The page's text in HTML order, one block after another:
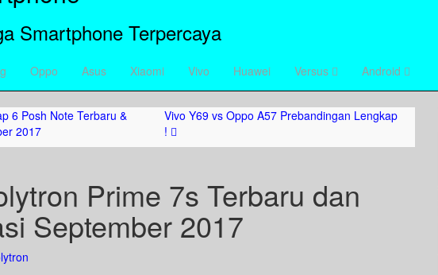
Smartphone Terpercaya
Oppo Asus Xiaomi Vivo Huawei Versus Android
6 Posh Note Terbaru &
2017
Vivo Y69 vs Oppo A57 Prebandingan Lengkap
!
Prime 7s Terbaru dan
September 2017